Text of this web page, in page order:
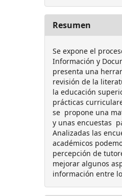
Resumen
Se expone el
Información y
presenta una
revisión de la
la educación
prácticas
se propone una
y unas encuestas
Analizadas las
académicos
percepción de
mejorar algunos
información entre